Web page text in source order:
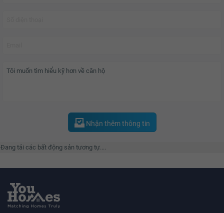
công ty Technocom được sát nhập bởi hai doanh nghiệp là Vinpearl và
Vincom. Qua hơn 14 năm hoạt động, đến thời điểm hiện tại công ty đã trở
thành một trong những tập đoàn đa kinh tế hàng đầu Việt Nam.
Nhận thêm thông tin
tải các bất động sản tương tự....